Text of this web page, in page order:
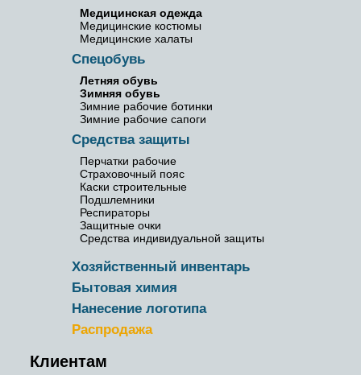
Медицинская одежда
Медицинские костюмы
Медицинские халаты
Спецобувь
Летняя обувь
Зимняя обувь
Зимние рабочие ботинки
Зимние рабочие сапоги
Средства защиты
Перчатки рабочие
Страховочный пояс
Каски строительные
Подшлемники
Респираторы
Защитные очки
Средства индивидуальной защиты
Хозяйственный инвентарь
Бытовая химия
Нанесение логотипа
Распродажа
Клиентам